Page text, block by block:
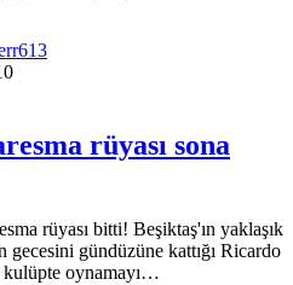
rüyası sona
rüyası bitti! Beşiktaş'ın yaklaşık
gecesini gündüzüne kattığı Ricardo
kulüpte oynamayı…